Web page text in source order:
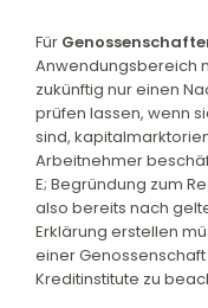
Für
Anwendungsbereich
zukünftig nur einen
prüfen lassen, wenn
sind,
Arbeitnehmer
E; Begründung zum
also bereits nach
Erklärung erstellen
einer
Kreditinstitute zu